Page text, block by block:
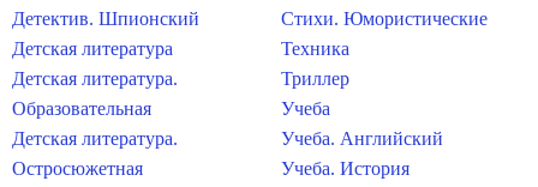
Детектив. Шпионский
Детская литература
Детская литература.
Образовательная
Детская литература.
Остросюжетная
Стихи. Юмористические
Техника
Триллер
Учеба
Учеба. Английский
Учеба. История